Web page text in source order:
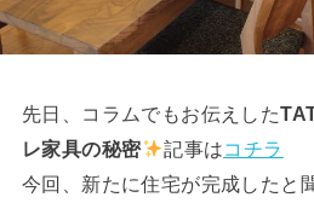
先日、コラムでもお伝えした
レ家具の秘密
記事はコチラ
今回、新たに住宅が完成したと